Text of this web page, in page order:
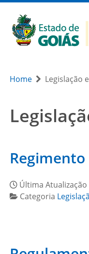
Home Legislação
Última Atualização
Categoria